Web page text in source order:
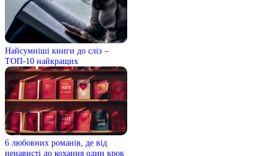
Найсумніші книги до сліз –
ТОП-10 найкращих
6 любовних романів, де від
ненависті до кохання один крок